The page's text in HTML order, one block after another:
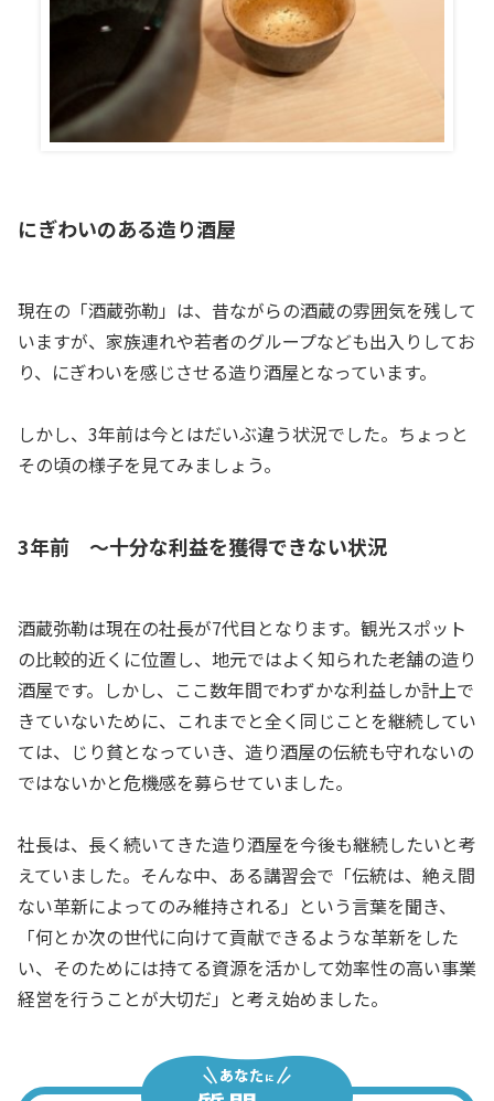
にぎわいのある造り酒屋
現在の「酒蔵弥勒」は、昔ながらの酒蔵の雰囲気を残して
いますが、家族連れや若者のグループなども出入りしてお
り、にぎわいを感じさせる造り酒屋となっています。
しかし、3年前は今とはだいぶ違う状況でした。ちょっと
その頃の様子を見てみましょう。
3年前 ～十分な利益を獲得できない状況
酒蔵弥勒は現在の社長が7代目となります。観光スポット
の比較的近くに位置し、地元ではよく知られた老舗の造り
酒屋です。しかし、ここ数年間でわずかな利益しか計上で
きていないために、これまでと全く同じことを継続してい
ては、じり貧となっていき、造り酒屋の伝統も守れないの
ではないかと危機感を募らせていました。
社長は、長く続いてきた造り酒屋を今後も継続したいと考
えていました。そんな中、ある講習会で「伝統は、絶え間
ない革新によってのみ維持される」という言葉を聞き、
「何とか次の世代に向けて貢献できるような革新をした
い、そのためには持てる資源を活かして効率性の高い事業
経営を行うことが大切だ」と考え始めました。